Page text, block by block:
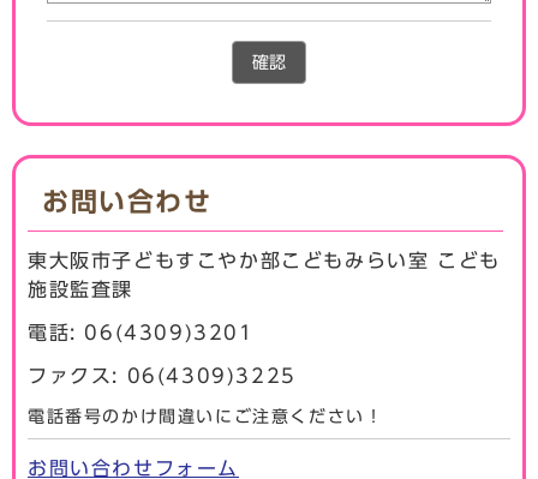
確認
お問い合わせ
東大阪市子どもすこやか部こどもみらい室 こども
施設監査課
電話: 06(4309)3201
ファクス: 06(4309)3225
電話番号のかけ間違いにご注意ください！
お問い合わせフォーム